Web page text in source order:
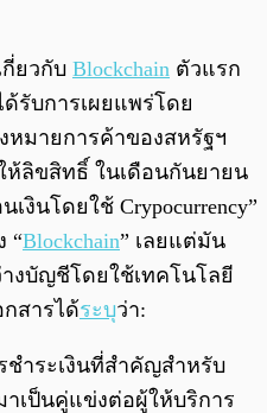
ยวกับ Blockchain ตัวแรก
รับการเผยแพร่โดย
หมายการค้าของสหรัฐฯ
ห้ลิขสิทธิ์ ในเดือนกันยายน
งินโดยใช้ Crypocurrency”
“Blockchain” เลยแต่มัน
งบัญชีโดยใช้เทคโนโลยี
สารได้ระบุว่า:
ชำระเงินที่สำคัญสำหรับ
าเป็นคู่แข่งต่อผู้ให้บริการ